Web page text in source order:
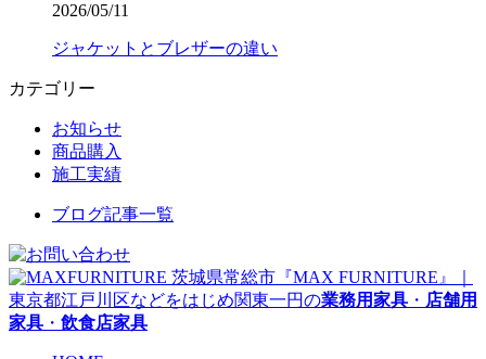
2026/05/11
ジャケットとブレザーの違い
カテゴリー
お知らせ
商品購入
施工実績
ブログ記事一覧
茨城県常総市『MAX FURNITURE』｜
東京都江戸川区などをはじめ関東一円の業務用家具 ・ 店舗用
家具 ・ 飲食店家具